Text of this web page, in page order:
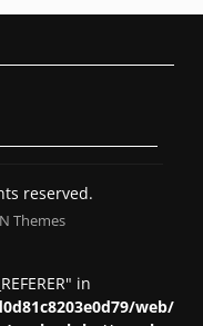
reserved.
Themes
in
web/